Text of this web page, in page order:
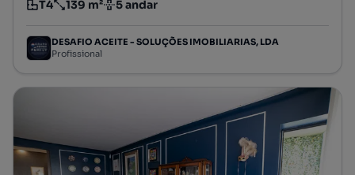
Tipologia
T4
Preço por metro quadrado
139 m²
Andar 5 andar
DESAFIO ACEITE - SOLUÇÕES IMOBILIARIAS, LDA
Profissional